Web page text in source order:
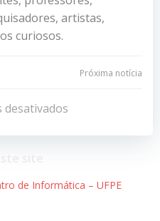
artistas,
curiosos.
Navegação
de
Post
Próxima notícia
desativados
de Informática – UFPE